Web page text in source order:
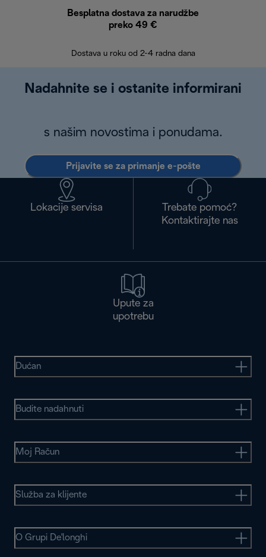
Besplatna dostava za narudžbe
preko 49 €
Dostava u roku od 2-4 radna dana
Nadahnite se i ostanite informirani
s našim novostima i ponudama.
Prijavite se za primanje e-pošte
Lokacije servisa
Trebate pomoć?
Kontaktirajte nas
Upute za
upotrebu
Dućan
Budite nadahnuti
Moj Račun
Služba za klijente
O Grupi De'longhi